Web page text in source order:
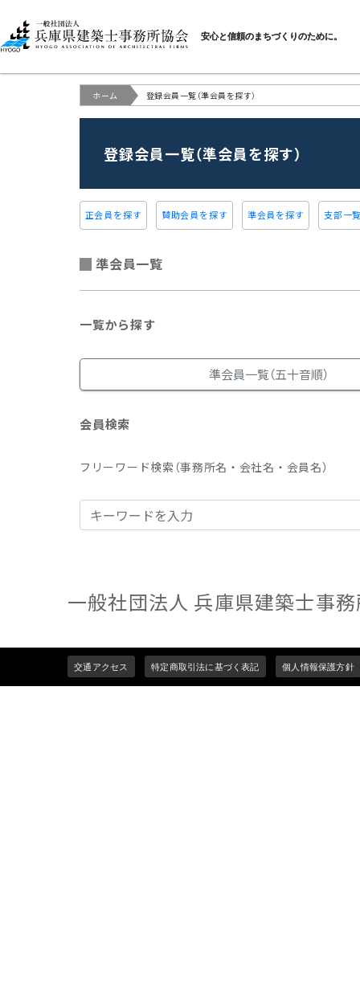
一般社団法人 兵庫県建
安心と信頼のまちづくりのために。
ホーム 登録会員一覧（準会員を探す）
登録会員一覧（準会員を探す）
正会員を探す 賛助会員を探す 準会員を探す 支部一
準会員一覧
一覧から探す
準会員一覧（五十音順）
会員検索
フリーワード検索（事務所名・会社名・会員名）
一般社団法人 兵庫県建築士事
Footer
交通アクセス 特定商取引法に基づく表記 個人情報保護方針